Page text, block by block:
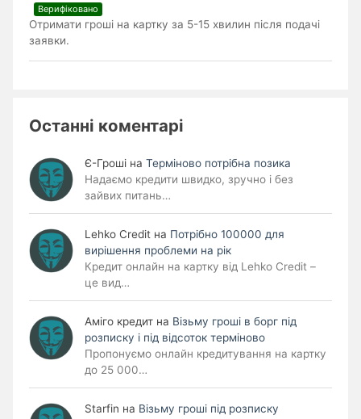
Верифіковано
Отримати гроші на картку за 5-15 хвилин після подачі
заявки.
Останні коментарі
Є-Гроші на Терміново потрібна позика
Надаємо кредити швидко, зручно і без
зайвих питань…
Lehko Сredit на Потрібно 100000 для
вирішення проблеми на рік
Кредит онлайн на картку від Lehko Credit –
це вид…
Аміго кредит на Візьму гроші в борг під
розписку і під відсоток терміново
Пропонуємо онлайн кредитування на картку
до 25 000…
Starfin на Візьму гроші під розписку